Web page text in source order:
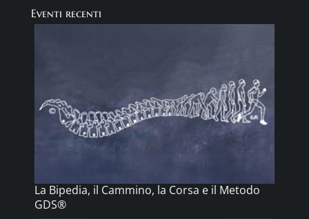
Eventi recenti
La Bipedia, il Cammino, la Corsa e il Metodo
GDS®